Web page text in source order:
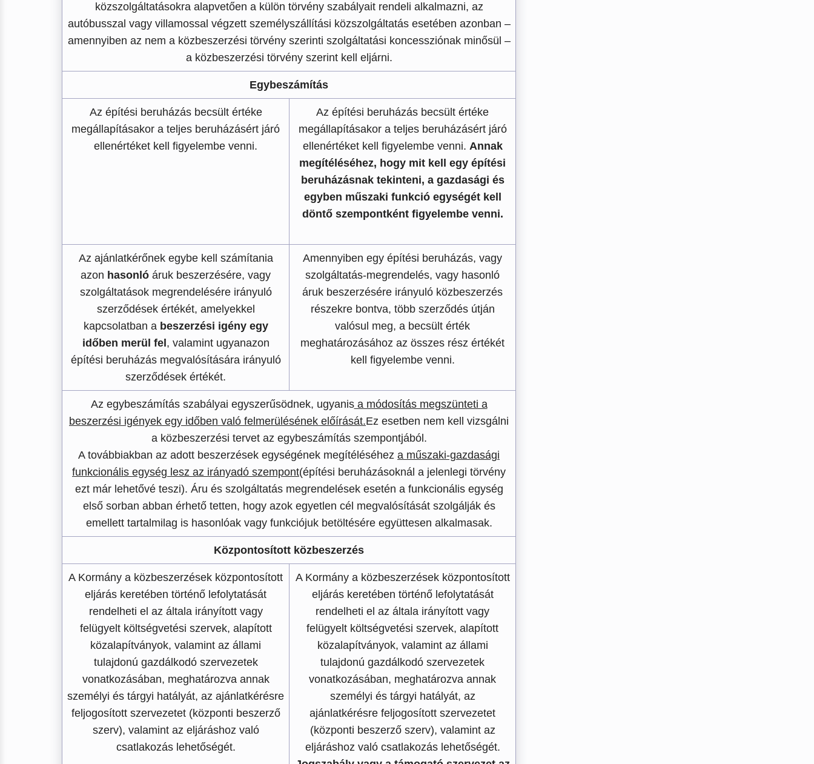
közszolgáltatásokra alapvetően a külön törvény szabályait rendeli alkalmazni, az
autóbusszal vagy villamossal végzett személyszállítási közszolgáltatás esetében azonban –
amennyiben az nem a közbeszerzési törvény szerinti szolgáltatási koncessziónak minősül –
a közbeszerzési törvény szerint kell eljárni.
Egybeszámítás
Az építési beruházás becsült értéke
megállapításakor a teljes beruházásért járó
ellenértéket kell figyelembe venni.
Az építési beruházás becsült értéke
megállapításakor a teljes beruházásért járó
ellenértéket kell figyelembe venni. Annak
megítéléséhez, hogy mit kell egy építési
beruházásnak tekinteni, a gazdasági és
egyben műszaki funkció egységét kell
döntő szempontként figyelembe venni.
Az ajánlatkérőnek egybe kell számítania
azon hasonló áruk beszerzésére, vagy
szolgáltatások megrendelésére irányuló
szerződések értékét, amelyekkel
kapcsolatban abeszerzési igény egy
időben merül fel , valamint ugyanazon
építési beruházás megvalósítására irányuló
szerződések értékét.
Amennyiben egy építési beruházás, vagy
szolgáltatás-megrendelés, vagy hasonló
áruk beszerzésére irányuló közbeszerzés
részekre bontva, több szerződés útján
valósul meg, a becsült érték
meghatározásához az összes rész értékét
kell figyelembe venni.
Az egybeszámítás szabályai egyszerűsödnek, ugyanisa módosítás megszünteti a
beszerzési igények egy időben való felmerülésének előírását.Ez esetben nem kell vizsgálni
a közbeszerzési tervet az egybeszámítás szempontjából.
A továbbiakban az adott beszerzések egységének megítéléséhez a műszaki-gazdasági
funkcionális egység lesz az irányadó szempont(építési beruházásoknál a jelenlegi törvény
ezt már lehetővé teszi). Áru és szolgáltatás megrendelések esetén a funkcionális egység
első sorban abban érhető tetten, hogy azok egyetlen cél megvalósítását szolgálják és
emellett tartalmilag is hasonlóak vagy funkciójuk betöltésére együttesen alkalmasak.
Központosított közbeszerzés
A Kormány a közbeszerzések központosított
eljárás keretében történő lefolytatását
rendelheti el az általa irányított vagy
felügyelt költségvetési szervek, alapított
közalapítványok, valamint az állami
tulajdonú gazdálkodó szervezetek
vonatkozásában, meghatározva annak
személyi és tárgyi hatályát, az ajánlatkérésre
feljogosított szervezetet (központi beszerző
szerv), valamint az eljáráshoz való
csatlakozás lehetőségét.
A Kormány a közbeszerzések központosított
eljárás keretében történő lefolytatását
rendelheti el az általa irányított vagy
felügyelt költségvetési szervek, alapított
közalapítványok, valamint az állami
tulajdonú gazdálkodó szervezetek
vonatkozásában, meghatározva annak
személyi és tárgyi hatályát, az
ajánlatkérésre feljogosított szervezetet
(központi beszerző szerv), valamint az
eljáráshoz való csatlakozás lehetőségét.